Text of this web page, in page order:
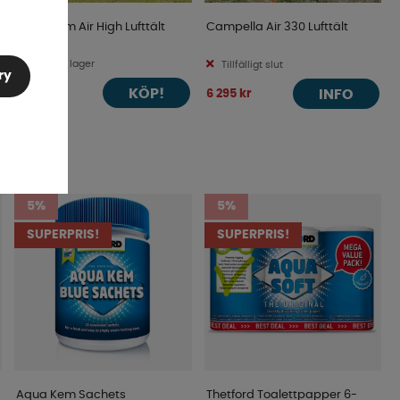
One Beam Air High Lufttält
Finns i lager
5 490 kr KÖP!
Campella Air 330 Lufttält
Tillfälligt slut
6 295 kr INFO
5%
SUPERPRIS!
Aqua Kem Sachets
5%
SUPERPRIS!
Thetford Toalettpapper 6-